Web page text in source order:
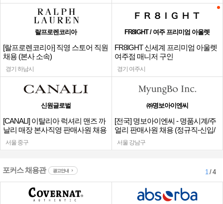
랄프로렌코리아
[랄프로렌코리아] 직영 스토어 직원
채용 (본사 소속)
경기 하남시
FR8IGHT / 여주 프리미엄 아울렛
FR8IGHT 신세계 프리미엄 아울렛
여주점 매니저 구인
경기 여주시
신원글로벌
[CANALI] 이탈리아 럭셔리 맨즈 까
날리 매장 본사직영 판매사원 채용
서울 중구
㈜명보아이엔씨
[전국] 명보아이엔씨 - 명품시계/주
얼리 판매사원 채용 (정규직-신입/
경력)
서울 강남구
포커스 채용관 광고안내 1/ 4